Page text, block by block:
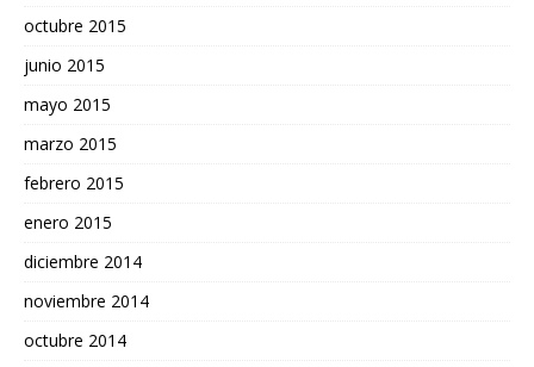
octubre 2015
junio 2015
mayo 2015
marzo 2015
febrero 2015
enero 2015
diciembre 2014
noviembre 2014
octubre 2014